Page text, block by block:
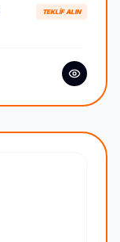
TEKLİF ALIN